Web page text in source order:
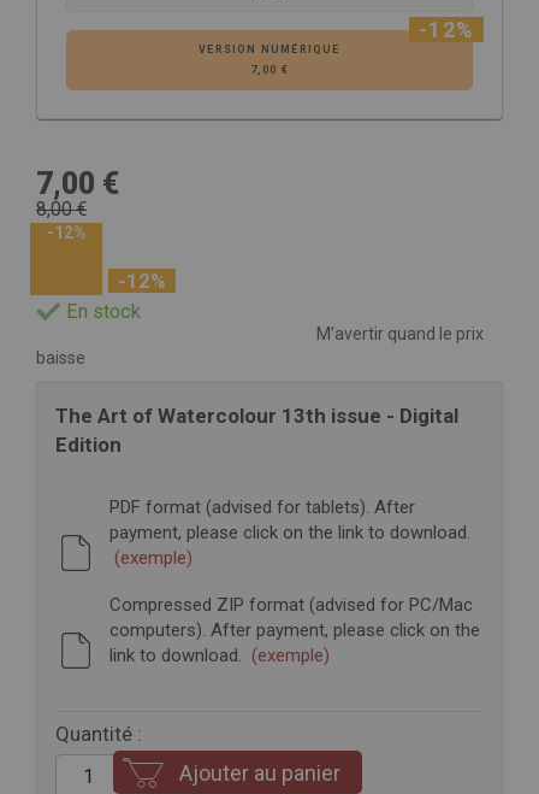
VERSION NUMÉRIQUE
7,00 €
-12%
7,00 €
8,00 €
-12%
-12%
En stock
M’avertir quand le prix
baisse
The Art of Watercolour 13th issue - Digital
Edition
PDF format (advised for tablets). After
payment, please click on the link to download.
(exemple)
Compressed ZIP format (advised for PC/Mac
computers). After payment, please click on the
link to download. (exemple)
Quantité :
Ajouter au panier